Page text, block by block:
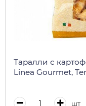
Таралли с
Linea Gourmet,
шт